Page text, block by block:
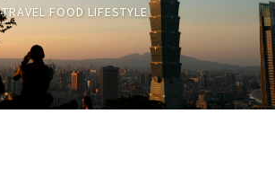
TRAVEL FOOD LIFESTYLE